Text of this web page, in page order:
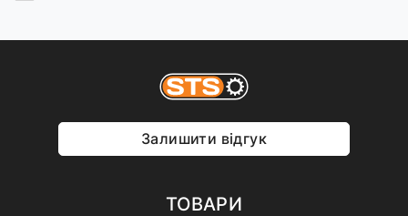
Залишити відгук
ТОВАРИ